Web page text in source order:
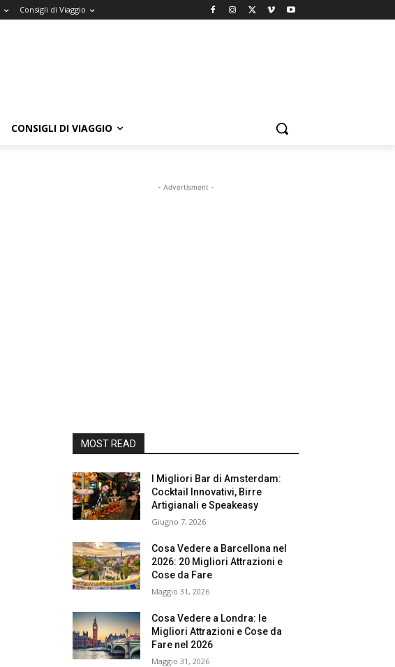
Consigli di Viaggio
CONSIGLI DI VIAGGIO
- Advertisment -
MOST READ
I Migliori Bar di Amsterdam:
Cocktail Innovativi, Birre
Artigianali e Speakeasy
Giugno 7, 2026
Cosa Vedere a Barcellona nel
2026: 20 Migliori Attrazioni e
Cose da Fare
Maggio 31, 2026
Cosa Vedere a Londra: le
Migliori Attrazioni e Cose da
Fare nel 2026
Maggio 31, 2026